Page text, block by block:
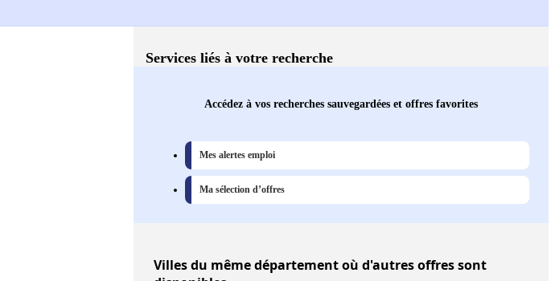
Services liés à votre recherche
Accédez à vos recherches sauvegardées et offres favorites
Mes alertes emploi
Ma sélection d’offres
Villesdu même département où d'autres offres sont